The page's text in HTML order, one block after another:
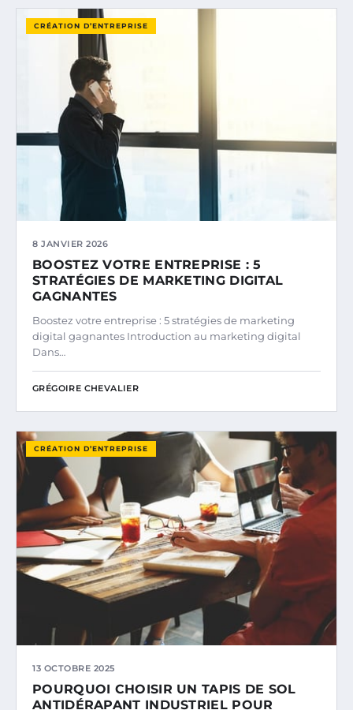
CRÉATION D’ENTREPRISE
8 JANVIER 2026
BOOSTEZ VOTRE ENTREPRISE : 5
STRATÉGIES DE MARKETING DIGITAL
GAGNANTES
Boostez votre entreprise : 5 stratégies de marketing
digital gagnantes Introduction au marketing digital
Dans…
GRÉGOIRE CHEVALIER
CRÉATION D’ENTREPRISE
13 OCTOBRE 2025
POURQUOI CHOISIR UN TAPIS DE SOL
ANTIDÉRAPANT INDUSTRIEL POUR